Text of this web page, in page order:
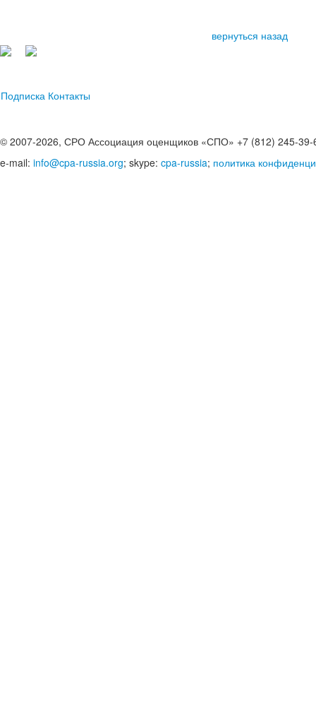
вернуться назад
Подписка Контакты
© 2007-2026, СРО Ассоциация оценщиков «СПО» +7 (812) 245-39-
e-mail: info@cpa-russia.org; skype: cpa-russia; политика